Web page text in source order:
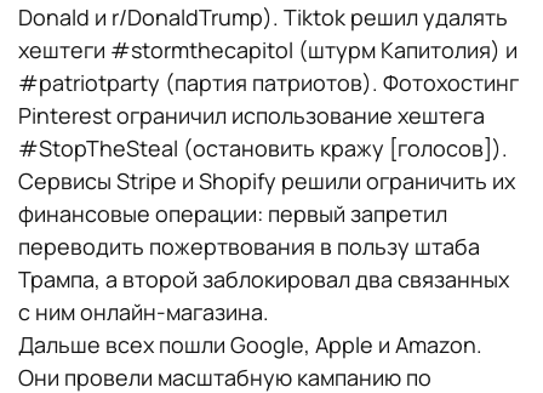
Donald и r/DonaldTrump). Tiktok решил удалять
хештеги #stormthecapitol (штурм Капитолия) и
#patriotparty (партия патриотов). Фотохостинг
Pinterest ограничил использование хештега
#StopTheSteal (остановить кражу [голосов]).
Сервисы Stripe и Shopify решили ограничить их
финансовые операции: первый запретил
переводить пожертвования в пользу штаба
Трампа, а второй заблокировал два связанных
с ним онлайн-магазина.
Дальше всех пошли Google, Apple и Amazon.
Они провели масштабную кампанию по